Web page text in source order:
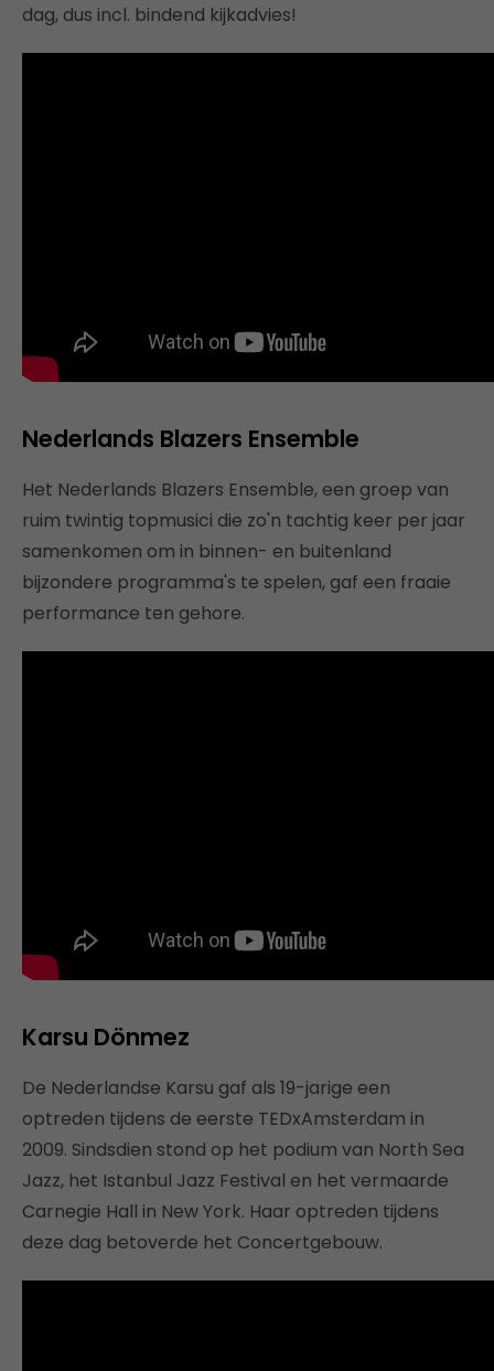
dag, dus incl. bindend kijkadvies!
Nederlands Blazers Ensemble
Het Nederlands Blazers Ensemble, een groep van
ruim twintig topmusici die zo'n tachtig keer per jaar
samenkomen om in binnen- en buitenland
bijzondere programma's te spelen, gaf een fraaie
performance ten gehore.
Karsu Dönmez
De Nederlandse Karsu gaf als 19-jarige een
optreden tijdens de eerste TEDxAmsterdam in
2009. Sindsdien stond op het podium van North Sea
Jazz, het Istanbul Jazz Festival en het vermaarde
Carnegie Hall in New York. Haar optreden tijdens
deze dag betoverde het Concertgebouw.